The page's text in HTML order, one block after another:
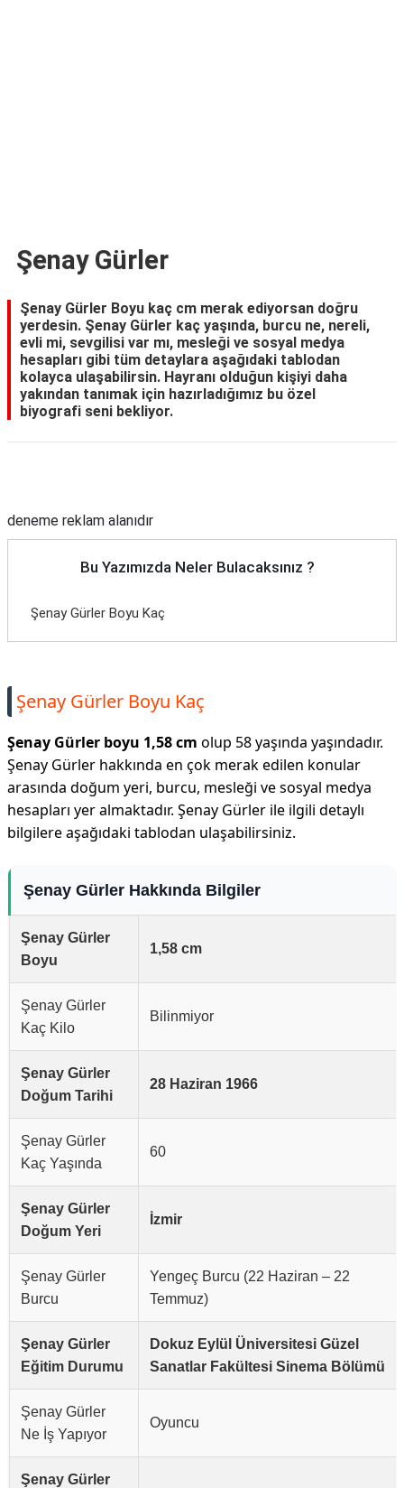
Şenay Gürler
Şenay Gürler Boyu kaç cm merak ediyorsan doğru
yerdesin. Şenay Gürler kaç yaşında, burcu ne, nereli,
evli mi, sevgilisi var mı, mesleği ve sosyal medya
hesapları gibi tüm detaylara aşağıdaki tablodan
kolayca ulaşabilirsin. Hayranı olduğun kişiyi daha
yakından tanımak için hazırladığımız bu özel
biyografi seni bekliyor.
deneme reklam alanıdır
Bu Yazımızda Neler Bulacaksınız ?
Şenay Gürler Boyu Kaç
Şenay Gürler Boyu Kaç
Şenay Gürler boyu 1,58 cm olup 58 yaşında yaşındadır.
Şenay Gürler hakkında en çok merak edilen konular
arasında doğum yeri, burcu, mesleği ve sosyal medya
hesapları yer almaktadır. Şenay Gürler ile ilgili detaylı
bilgilere aşağıdaki tablodan ulaşabilirsiniz.
Şenay Gürler Hakkında Bilgiler
Şenay Gürler
Boyu
1,58 cm
Şenay Gürler
Kaç Kilo
Bilinmiyor
Şenay Gürler
Doğum Tarihi
28 Haziran 1966
Şenay Gürler
Kaç Yaşında
60
Şenay Gürler
Doğum Yeri
İzmir
Şenay Gürler
Burcu
Yengeç Burcu (22 Haziran – 22
Temmuz)
Şenay Gürler
Eğitim Durumu
Dokuz Eylül Üniversitesi Güzel
Sanatlar Fakültesi Sinema Bölümü
Şenay Gürler
Ne İş Yapıyor
Oyuncu
Şenay Gürler